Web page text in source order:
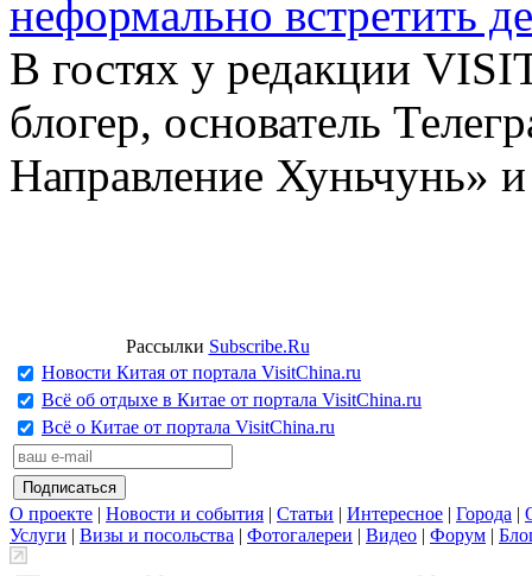
неформально встретить
В гостях у редакции
блогер, основатель
Направление Хуньчунь»
Рассылки Subscribe.Ru
Новости Китая от портала VisitChina.ru
Всё об отдыхе в Китае от портала VisitChina.ru
Всё о Китае от портала VisitChina.ru
О проекте | Новости и события | Статьи | Интересное | Города |
Услуги | Визы и посольства | Фотогалереи | Видео | Форум |